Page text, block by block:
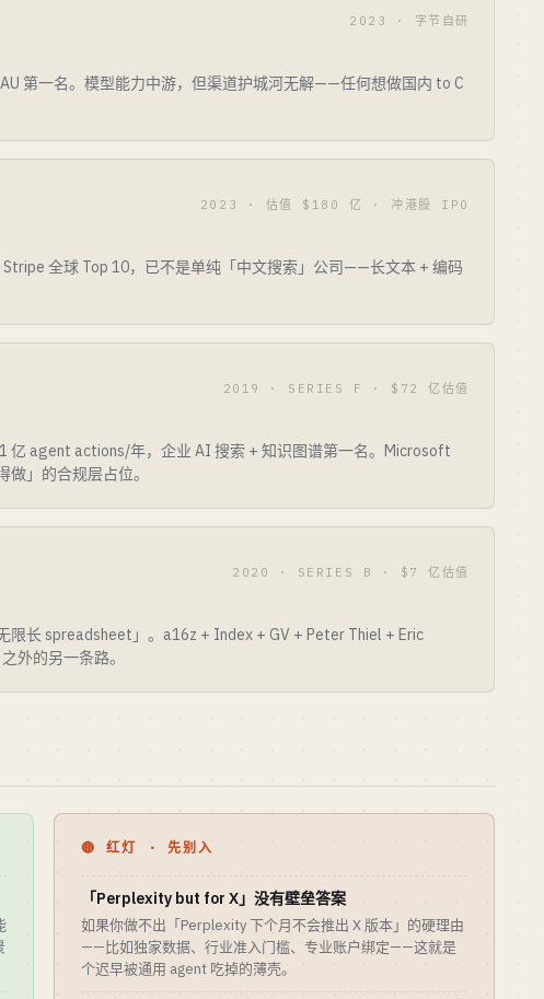
2023 · 字节自研
第一名。模型能力中游，但渠道护城河无解——任何想做国内 to C
2023 · 估值 $180 亿 · 冲港股 IPO
全球 Top 10，已不是单纯「中文搜索」公司——长文本 + 编码
2019 · SERIES F · $72 亿估值
亿 agent actions/年，企业 AI 搜索 + 知识图谱第一名。Microsoft
」的合规层占位。
2020 · SERIES B · $7 亿估值
长 spreadsheet」。a16z + Index + GV + Peter Thiel + Eric
外的另一条路。
🔴 红灯 · 先别入
「Perplexity but for X」没有壁垒答案
如果你做不出「Perplexity 下个月不会推出 X 版本」的硬理由
——比如独家数据、行业准入门槛、专业账户绑定——这就是
个迟早被通用 agent 吃掉的薄壳。